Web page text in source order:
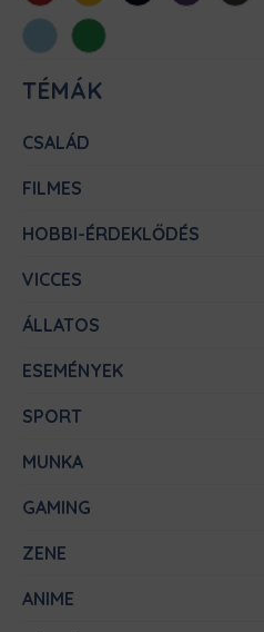
Világoskék
Zöld
TÉMÁK
CSALÁD
FILMES
HOBBI-ÉRDEKLŐDÉS
VICCES
ÁLLATOS
ESEMÉNYEK
SPORT
MUNKA
GAMING
ZENE
ANIME